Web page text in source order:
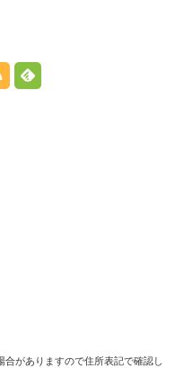
がありますので住所表記で確認し